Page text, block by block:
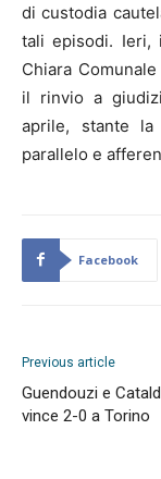
di custodia
tali episodi. Ieri,
Chiara
il rinvio a
aprile, stante
parallelo e
Facebook
Previous article
Guendouzi e
vince 2-0 a Torino